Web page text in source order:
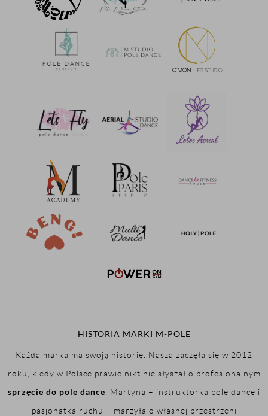
HISTORIA MARKI M-POLE
Każda marka ma swoją historię. Nasza zaczęła się w 2012
roku, kiedy w Polsce prawie nikt nie słyszał o profesjonalnym
sprzęcie do pole dance . Martyna – instruktorka pole dance i
pasjonatka ruchu – marzyła o własnej przestrzeni